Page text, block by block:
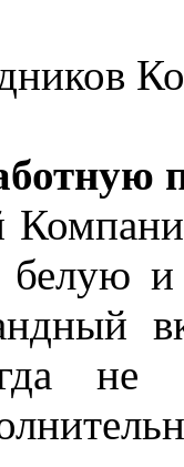
белую